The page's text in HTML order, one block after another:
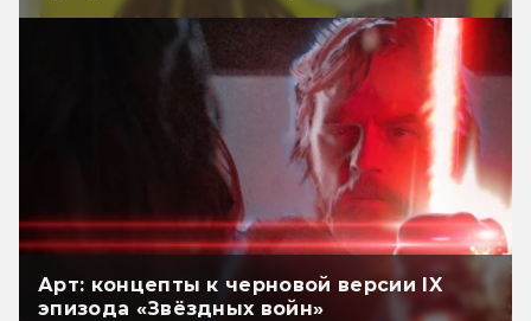
Арт: концепты к черновой версии IX
эпизода «Звёздных войн»